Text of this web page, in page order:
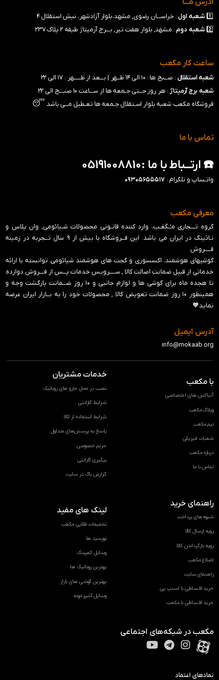
1️⃣ شـعبه اول: خراســـان رضوی, مشهد،بلوار آزادشهر، نبش استقلال ۴
2️⃣ شـعبه دوم: مشهد, بلوار هفت تیر, بـــرج آرمیتاژ طبقه ۲ پلاک ۲۳۷
ساعت کار مکعب
شعبه استقلال : صــبح ها : ۱۰ الی ۱۴ ظــهر |
بـــعد از ظـــــهر : ۱۷ الی ۲۲
شعبه برج آرمیتاژ : هر روز حــتی جـمعه ها از ســـاعت ۱۰ صبـــح الی ۲۲
فروشگاه مکعب شعبه بلوار اسـتقلال جـمعه ها تعـطیل مــی باشد
😴
تماس با ما
☎️ ارتــباط با ما :05191008810
واتـساپ و تلگرام : ۰۹۳۰۵۶۵۵۵۱۷
معرفی مکعب
گروه تـــجاری مـُـکَعَـب، وارد کننده قانـونی محصولات شـیائومی, وان پلاس و
نـاثینگ در ایران می باشد. این فــروشگاه با بیش از ۹ سال تــجربه در زمینه
فــــروش
گوشیهای هوشمند، اکسسوری و گجت های هوشمند شیائومی توانسته با ارائه
خدماتی از قبیل ضمانت اصالت کالا , ســــرویس خدمات پــس از فـــروش دوازده
تا هجده ماه برای گوشی ها و لوازم جانبی و ‍۱۰ روز ضــمانت بازگشت وجه و
همینطور ۱۰ روز ضمانت تعویض کالا , محصولات خود را به بــازار ایران عرضه
نماید🧡
آدرس ایمیل
info@mokaab.org
با مکعب
آنباکس های اختصاصی
وبلاگ مکعب
تیم مکعب
شعبات فیزیکی
درباره مکعب
تماس با ما
خدمات مشتریان
نصب در محل جارو های روباتیک
شرایط گارانتی
شرایط استفاده از کالا
پاسخ به پرسش‌های متداول
حریم خصوصی
پیگیری گارانتی
گزارش باگ در سایت
راهنمای خرید
شیوه های پرداخت
رویه ارسال کالا
رویه بازگرداندن کالا
اضلاع مکعب
راهنمای سایت
خرید اقساطی با اسنپ پی
خرید اقساطی با مکعب
لینک های مفید
تخفیفات طلایی مکعب
نورسید ها
وسایل کمپینگ
بهترین روباتیک ها
بهترین گوشی های بازار
وسایل آشپزخونه
مکعب در شبکه‌های اجتماعی
نمادهای اعتماد